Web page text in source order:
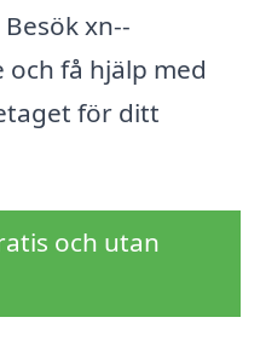
xn--
få hjälp med
för ditt
och utan